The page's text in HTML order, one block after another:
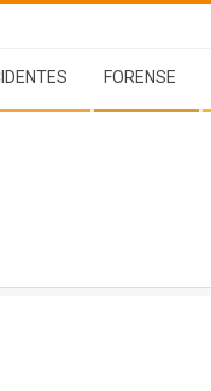
FORENSE